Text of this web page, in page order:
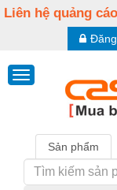
Liên hệ quảng
Sản phẩm